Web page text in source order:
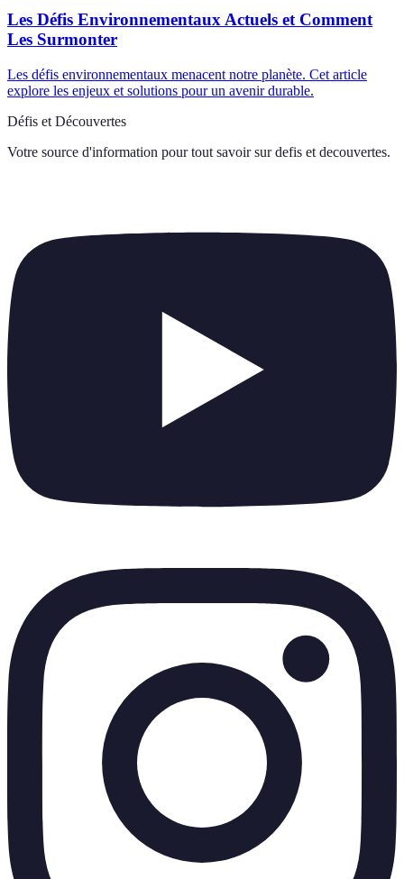
Les Défis Environnementaux Actuels et Comment
Les Surmonter
Les défis environnementaux menacent notre planète. Cet article
explore les enjeux et solutions pour un avenir durable.
Défis et Découvertes
Votre source d'information pour tout savoir sur defis et decouvertes.